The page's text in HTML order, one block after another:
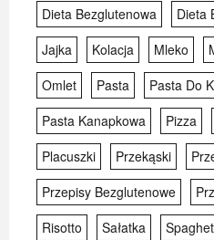
Dieta Bezglutenowa
Dieta
Jajka
Kolacja Mleko
Omlet
Pasta
Pasta Do
Pasta Kanapkowa
Pizza
Placuszki
Przekąski
Przepisy Bezglutenowe
Risotto
Sałatka